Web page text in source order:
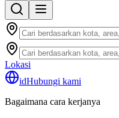
Lokasi
idHubungi kami
Bagaimana cara kerjanya